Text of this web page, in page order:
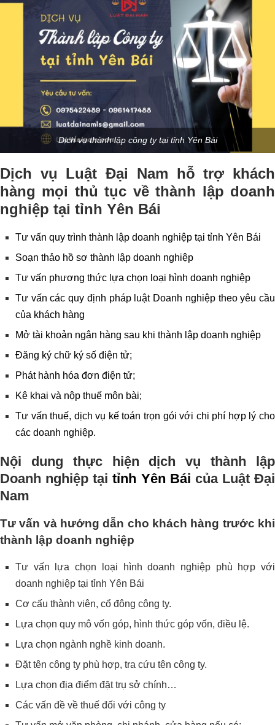
Dịch vụ thành lập công ty tại tỉnh Yên Bái
Dịch vụ Luật Đại Nam hỗ trợ khách
hàng mọi thủ tục về thành lập doanh
nghiệp tại tỉnh Yên Bái
Tư vấn quy trình thành lập doanh nghiệp tại tỉnh Yên Bái
Soạn thảo hồ sơ thành lập doanh nghiệp
Tư vấn phương thức lựa chọn loại hình doanh nghiệp
Tư vấn các quy định pháp luật Doanh nghiệp theo yêu cầu
của khách hàng
Mở tài khoản ngân hàng sau khi thành lập doanh nghiệp
Đăng ký chữ ký số điện tử;
Phát hành hóa đơn điện tử;
Kê khai và nộp thuế môn bài;
Tư vấn thuế, dịch vụ kế toán trọn gói với chi phí hợp lý cho
các doanh nghiệp.
Nội dung thực hiện dịch vụ thành lập
Doanh nghiệp tạitỉnh Yên Bái của Luật Đại
Nam
Tư vấn và hướng dẫn cho khách hàng trước khi
thành lập doanh nghiệp
Tư vấn lựa chọn loại hình doanh nghiệp phù hợp với
doanh nghiệp tại tỉnh Yên Bái
Cơ cấu thành viên, cổ đông công ty.
Lựa chọn quy mô vốn góp, hình thức góp vốn, điều lệ.
Lựa chọn ngành nghề kinh doanh.
Đặt tên công ty phù hợp, tra cứu tên công ty.
Lựa chọn địa điểm đặt trụ sở chính…
Các vấn đề về thuế đối với công ty